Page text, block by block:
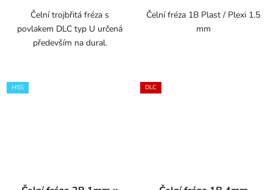
Čelní trojbřitá fréza s
povlakem DLC typ U určená
především na dural.
Čelní fréza 1B Plast / Plexi 1.5
mm
HSS DLC